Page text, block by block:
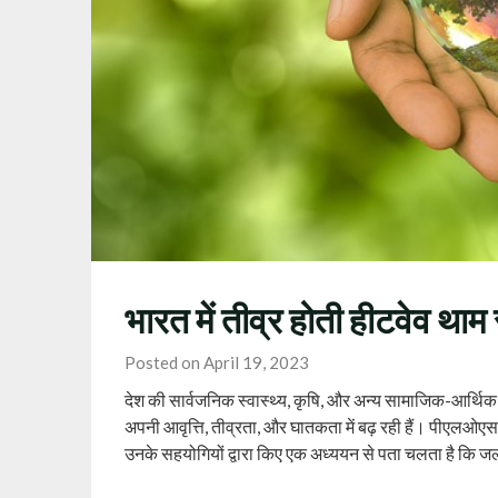
भारत में तीव्र होती हीटवेव
Posted on April 19, 2023
देश की सार्वजनिक स्वास्थ्य, कृषि, और अन्य सामाजिक-
अपनी आवृत्ति, तीव्रता, और घातकता में बढ़ रही हैं।
उनके सहयोगियों द्वारा किए एक अध्ययन से पता चलता है कि